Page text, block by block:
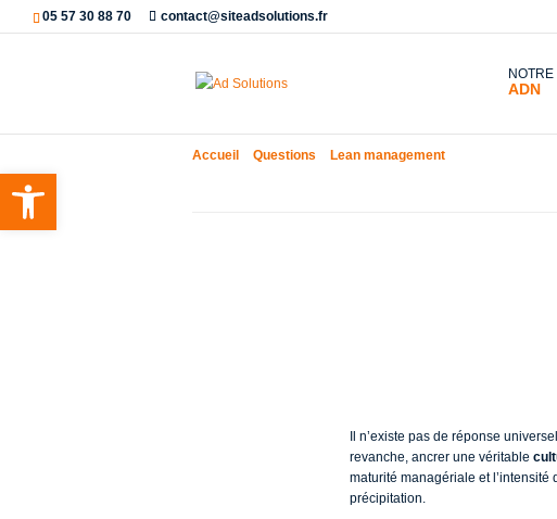
Ouvrir la barre d’outils
05 57 30 88 70 contact@siteadsolutions.fr
NOTRE
ADN
Accueil Questions Lean management
Il n’existe pas de réponse
revanche, ancrer une véritable
maturité managériale et l’intensité
précipitation.